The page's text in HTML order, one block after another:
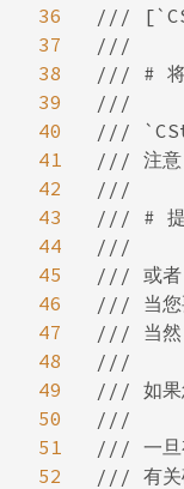
36
37
38
39
40
41
42
43
44
45
46
47
48
49
50
51
52
///
///
/// # 将
///
///
/// 注意
///
/// # 提
///
/// 或者
/// 当您
/// 当然
///
/// 如果
///
/// 一旦
/// 有关